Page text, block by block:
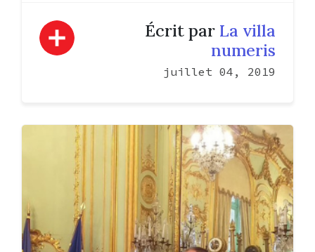
Écrit par La villa
numeris
juillet 04, 2019